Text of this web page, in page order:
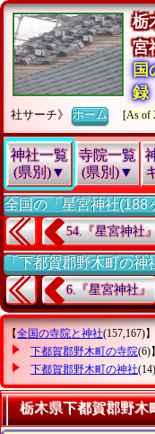
栃
宮
国
録
社サーチ》ホーム [As of
神社一覧
(県別)▼
寺院一覧
(県別)▼
全国の「星宮神社(188
54.『星宮神社
「下都賀郡野木町の神
6.『星宮神社』
【全国の寺院と神社(157,167)
下都賀郡野木町の寺院(6)
下都賀郡野木町の神社(14)
栃木県下都賀郡野木